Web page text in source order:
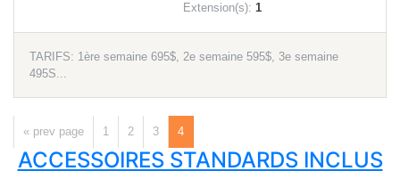
Extension(s): 1
TARIFS: 1ère semaine 695$, 2e semaine 595$, 3e semaine
495S...
« prev page 1 2 3 4
ACCESSOIRES STANDARDS INCLUS